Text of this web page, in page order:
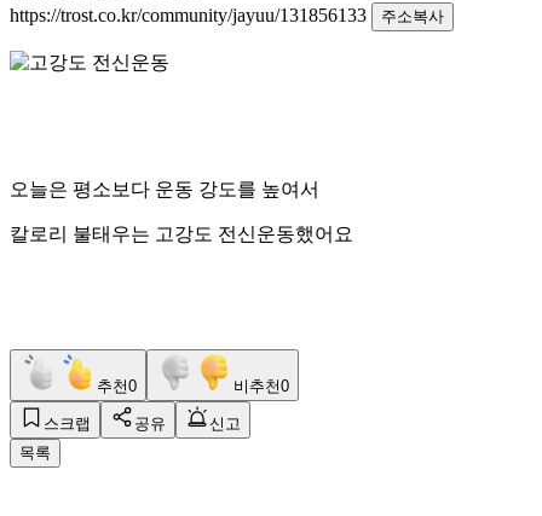
https://trost.co.kr/community/jayuu/131856133
주소복사
오늘은 평소보다 운동 강도를 높여서
칼로리 불태우는 고강도 전신운동했어요
추천0 비추천0
스크랩 공유
신고
목록